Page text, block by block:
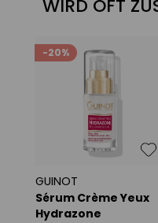
WIRD OFT
-20%
GUINOT
Sérum Crème Yeux
Hydrazone